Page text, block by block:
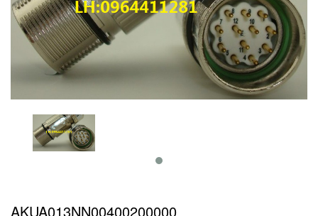
AKUA013NN00400200000